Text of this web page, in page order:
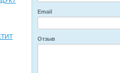
Email
Отзыв